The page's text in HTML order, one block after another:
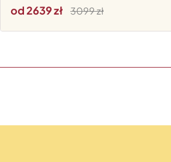
od 2639 3099